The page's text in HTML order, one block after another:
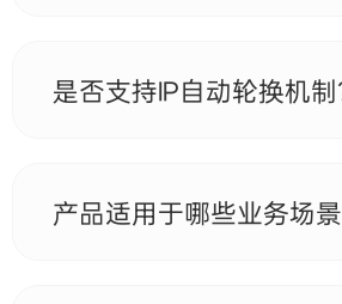
合动态调度策略，自动剔除低质量
网络的高可用性与稳定性表现。
是否支持IP自动轮换机制
抓取及需要稳定会话保持的业务场景
产品适用于哪些业务场景